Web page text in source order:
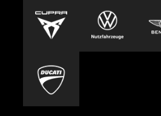
Europcar
Carsharing
Mobility-as-a-Service
Presse